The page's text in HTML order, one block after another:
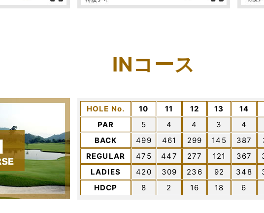
INコース
HOLE No. 10 11 12 13 14
PAR
5 4 4 3 4
BACK
499 461 299 145 387
REGULAR
475 447 277 121 367
LADIES
420 309 236 92 348
HDCP
8 2 16 18 6